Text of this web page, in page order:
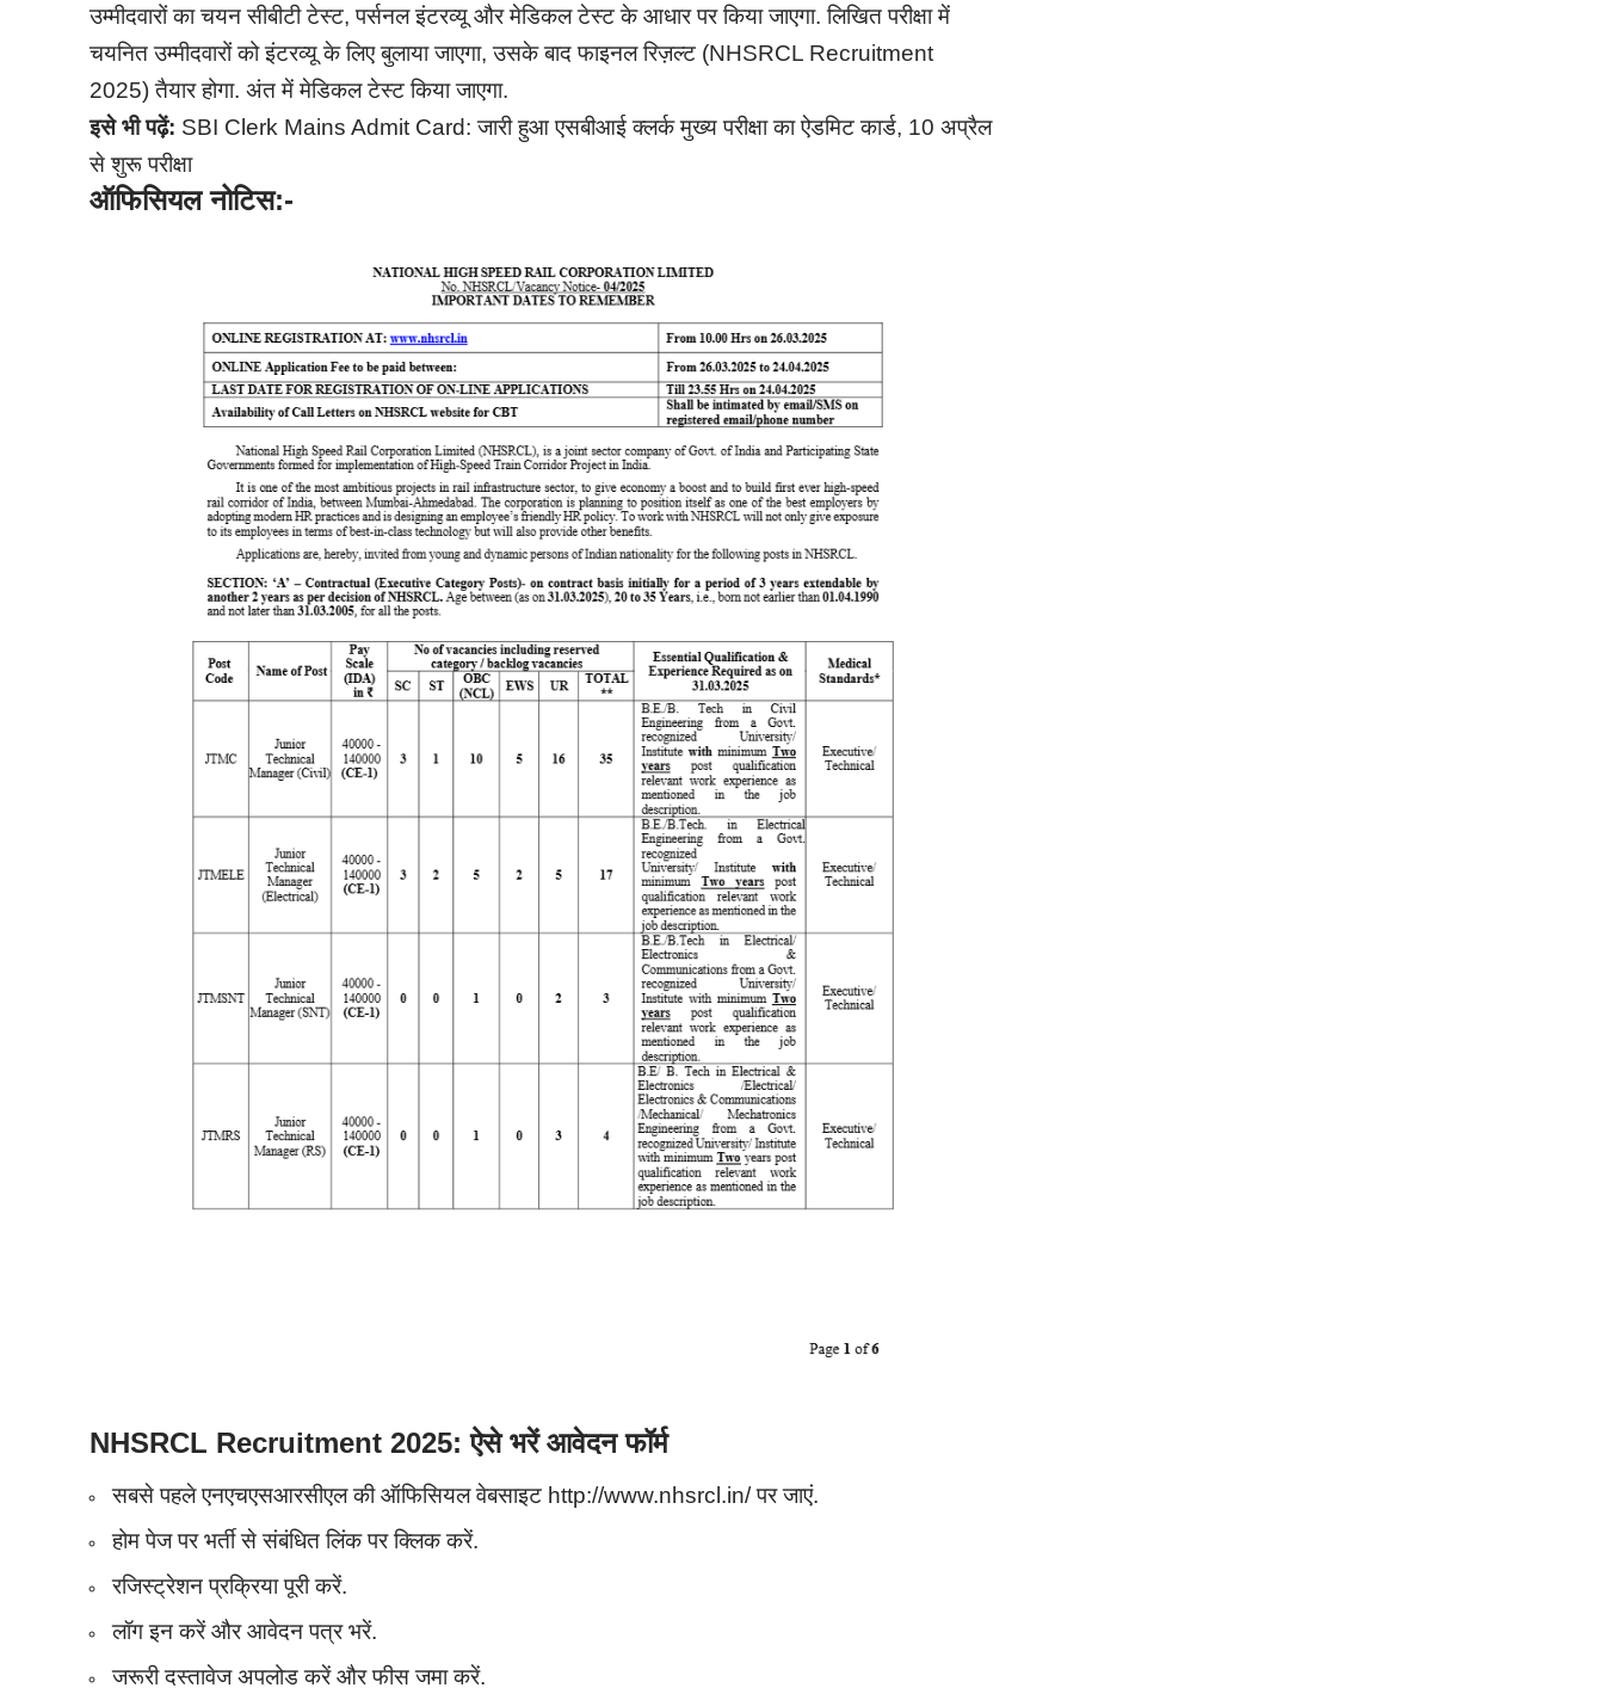
उम्मीदवारों का चयन सीबीटी टेस्ट, पर्सनल इंटरव्यू और मेडिकल टेस्ट के आधार पर किया जाएगा. लिखित परीक्षा में
चयनित उम्मीदवारों को इंटरव्यू के लिए बुलाया जाएगा, उसके बाद फाइनल रिज़ल्ट (NHSRCL Recruitment
2025) तैयार होगा. अंत में मेडिकल टेस्ट किया जाएगा.
इसे भी पढ़ें: SBI Clerk Mains Admit Card: जारी हुआ एसबीआई क्लर्क मुख्य परीक्षा का ऐडमिट कार्ड, 10 अप्रैल
से शुरू परीक्षा
ऑफिसियल नोटिस:-
NHSRCL Recruitment 2025: ऐसे भरें आवेदन फॉर्म
सबसे पहले एनएचएसआरसीएल की ऑफिसियल वेबसाइट http://www.nhsrcl.in/ पर जाएं.
होम पेज पर भर्ती से संबंधित लिंक पर क्लिक करें.
रजिस्ट्रेशन प्रक्रिया पूरी करें.
लॉग इन करें और आवेदन पत्र भरें.
जरूरी दस्तावेज अपलोड करें और फीस जमा करें.